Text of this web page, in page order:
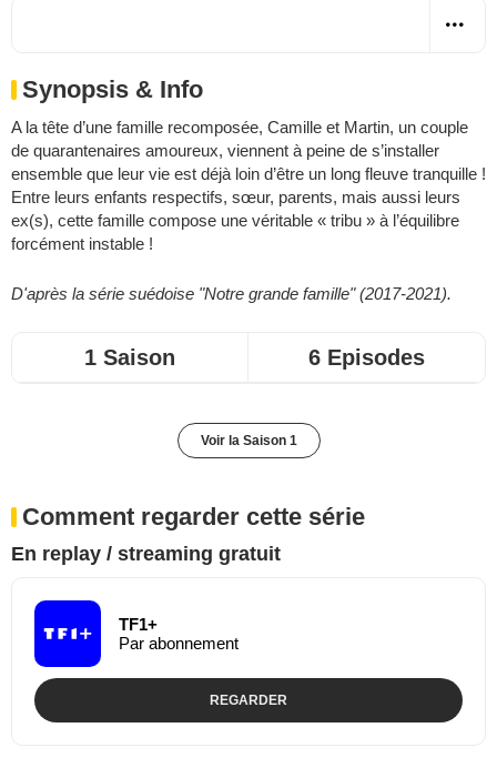
Synopsis & Info
A la tête d’une famille recomposée, Camille et Martin, un couple
de quarantenaires amoureux, viennent à peine de s’installer
ensemble que leur vie est déjà loin d’être un long fleuve tranquille !
Entre leurs enfants respectifs, sœur, parents, mais aussi leurs
ex(s), cette famille compose une véritable « tribu » à l’équilibre
forcément instable !
D'après la série suédoise "Notre grande famille" (2017-2021).
1 Saison 6 Episodes
Voir la Saison 1
Comment regarder cette série
En replay / streaming gratuit
TF1+
Par abonnement
REGARDER